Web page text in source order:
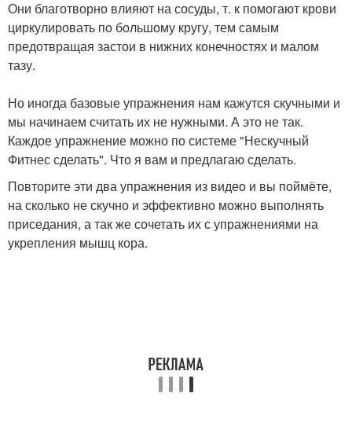
Они благотворно влияют на сосуды, т. к помогают крови
циркулировать по большому кругу, тем самым
предотвращая застои в нижних конечностях и малом
тазу.
Но иногда базовые упражнения нам кажутся скучными и
мы начинаем считать их не нужными. А это не так.
Каждое упражнение можно по системе "Нескучный
Фитнес сделать". Что я вам и предлагаю сделать.
Повторите эти два упражнения из видео и вы поймёте,
на сколько не скучно и эффективно можно выполнять
приседания, а так же сочетать их с упражнениями на
укрепления мышц кора.